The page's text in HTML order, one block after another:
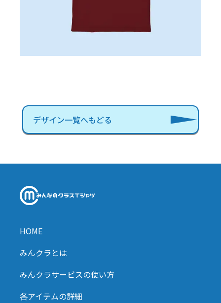
デザイン一覧へもどる
HOME
みんクラとは
みんクラサービスの使い方
各アイテムの詳細